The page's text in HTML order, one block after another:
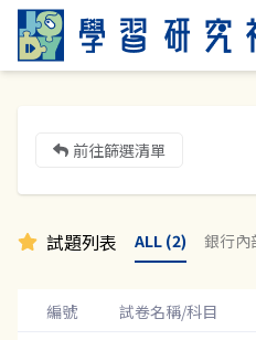
前往篩選清單
試題列表 ALL (2) 銀行內
編號 試卷名稱/科目